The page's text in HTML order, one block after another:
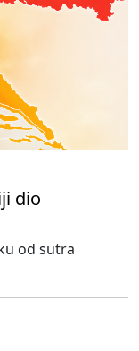
dio
od sutra